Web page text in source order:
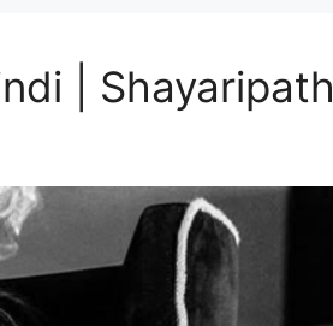
| Shayaripath